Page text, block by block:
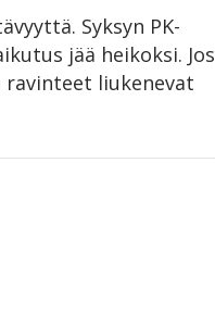
Syksyn PK-
jää heikoksi. Jos
liukenevat